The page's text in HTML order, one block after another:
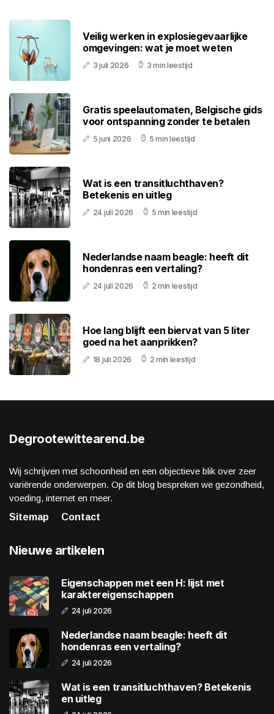
Veilig werken in explosiegevaarlijke
omgevingen: wat je moet weten
3 juli 2026 3 min leestijd
Gratis speelautomaten, Belgische gids
voor ontspanning zonder te betalen
5 juni 2026 5 min leestijd
Wat is een transitluchthaven?
Betekenis en uitleg
24 juli 2026 5 min leestijd
Nederlandse naam beagle: heeft dit
hondenras een vertaling?
24 juli 2026 2 min leestijd
Hoe lang blijft een biervat van 5 liter
goed na het aanprikken?
18 juli 2026 2 min leestijd
Degrootewittearend.be
Wij schrijven met schoonheid en een objectieve blik over zeer
variërende onderwerpen. Op dit blog bespreken we gezondheid,
voeding, internet en meer.
Sitemap
Contact
Nieuwe artikelen
Eigenschappen met een H: lijst met
karaktereigenschappen
24 juli 2026
Nederlandse naam beagle: heeft dit
hondenras een vertaling?
24 juli 2026
Wat is een transitluchthaven? Betekenis
en uitleg